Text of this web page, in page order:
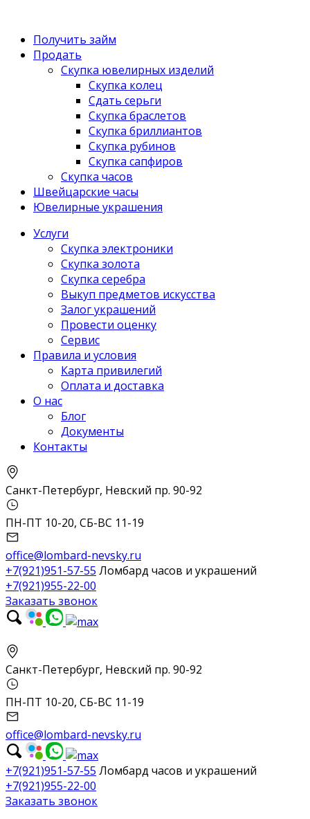
Получить займ
Продать
Скупка ювелирных изделий
Скупка колец
Сдать серьги
Скупка браслетов
Скупка бриллиантов
Скупка рубинов
Скупка сапфиров
Скупка часов
Швейцарские часы
Ювелирные украшения
Услуги
Скупка электроники
Скупка золота
Скупка серебра
Выкуп предметов искусства
Залог украшений
Провести оценку
Сервис
Правила и условия
Карта привилегий
Оплата и доставка
О нас
Блог
Документы
Контакты
Санкт-Петербург, Невский пр. 90-92
ПН-ПТ 10-20, СБ-ВС 11-19
office@lombard-nevsky.ru
+7(921)951-57-55 Ломбард часов и украшений
+7(921)955-22-00
Заказать звонок
Санкт-Петербург, Невский пр. 90-92
ПН-ПТ 10-20, СБ-ВС 11-19
office@lombard-nevsky.ru
+7(921)951-57-55 Ломбард часов и украшений
+7(921)955-22-00
Заказать звонок